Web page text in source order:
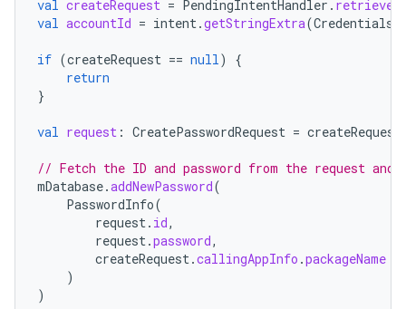
val createRequest = PendingIntentHandler .
val accountId = intent.getStringExtra(
if (createRequest == null)
{
return
}
val request : CreatePasswordRequest = createRequest
// Fetch the ID and password from the request
mDatabase.addNewPassword(
PasswordInfo(
request. id,
request.password,
createRequest.callingAppInfo .packageName
)
)